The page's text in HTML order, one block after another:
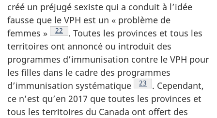
créé un préjugé sexiste qui a conduit à l’idée
fausse que le VPH est un « problème de
femmes »
Note de bas de page
22 . Toutes les provinces et tous les
territoires ont annoncé ou introduit des
programmes d’immunisation contre le VPH pour
les filles dans le cadre des programmes
d’immunisation systématique Note de bas de page
23 . Cependant,
ce n’est qu’en 2017 que toutes les provinces et
tous les territoires du Canada ont offert des